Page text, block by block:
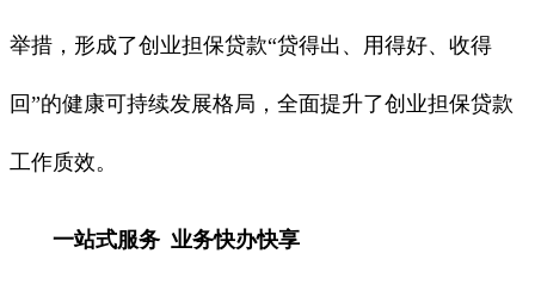
举措，形成了创业担保贷款“贷得出、用得好、收得
回”的健康可持续发展格局，全面提升了创业担保贷款
工作质效。
一站式服务 业务快办快享